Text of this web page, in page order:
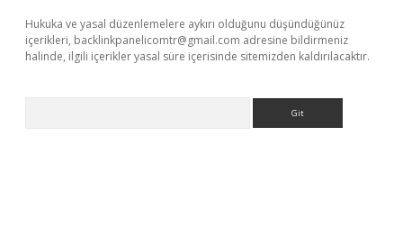
Hukuka ve yasal düzenlemelere aykırı olduğunu düşündüğünüz
içerikleri, backlinkpanelicomtr@gmail.com adresine bildirmeniz
halinde, ilgili içerikler yasal süre içerisinde sitemizden kaldırılacaktır.